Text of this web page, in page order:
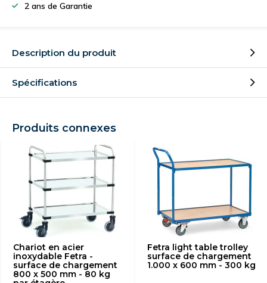
2 ans de Garantie
Description du produit
Spécifications
Produits connexes
Chariot en acier
inoxydable Fetra -
surface de chargement
800 x 500 mm - 80 kg
Fetra light table trolley
surface de chargement
1.000 x 600 mm - 300 kg